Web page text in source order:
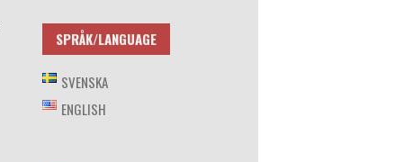
SPRÅK/LANGUAGE
SVENSKA
ENGLISH